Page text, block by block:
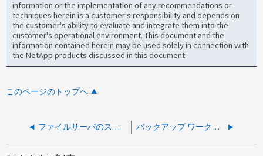
information or the implementation of any recommendations or
techniques herein is a customer's responsibility and depends on
the customer's ability to evaluate and integrate them into the
customer's operational environment. This document and the
information contained herein may be used solely in connection with
the NetApp products discussed in this document.
このページのトップへ
ファイルサーバのストレージ容量を大幅に消費している大容量ファイルを効率的に検索する方法があるか バックアップ ワークロードでデータ削減率が低い